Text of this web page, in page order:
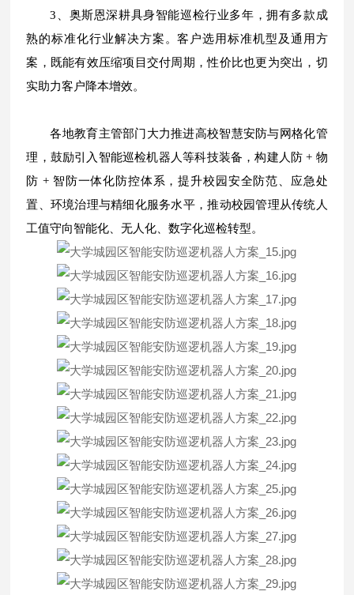
3、奥斯恩深耕具身智能巡检行业多年，拥有多款成
熟的标准化行业解决方案。客户选用标准机型及通用方
案，既能有效压缩项目交付周期，性价比也更为突出，切
实助力客户降本增效。
各地教育主管部门大力推进高校智慧安防与网格化管
理，鼓励引入智能巡检机器人等科技装备，构建人防 + 物
防 + 智防一体化防控体系，提升校园安全防范、应急处
置、环境治理与精细化服务水平，推动校园管理从传统人
工值守向智能化、无人化、数字化巡检转型。